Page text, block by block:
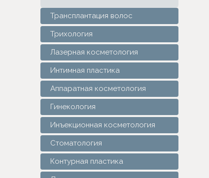
Трансплантация волос
Трихология
Лазерная косметология
Интимная пластика
Аппаратная косметология
Гинекология
Инъекционная косметология
Стоматология
Контурная пластика